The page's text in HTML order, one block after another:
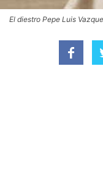
El diestro Pepe Luis